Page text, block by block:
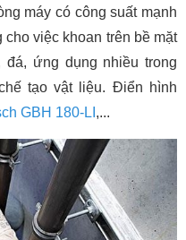
máy có công suất mạnh
việc khoan trên bề mặt
ứng dụng nhiều trong
tạo vật liệu. Điển hình
GBH 180-LI ,...